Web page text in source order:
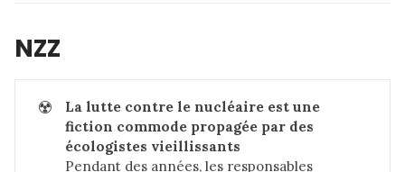
NZZ
☢️
La lutte contre le nucléaire est une
fiction commode propagée par des
écologistes vieillissants
Pendant des années, les responsables